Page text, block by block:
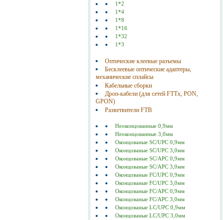
1*2
1*4
1*8
1*16
1*32
1*3
Оптические клеевые разъемы
Бесклеевые оптические адаптеры,
механические сплайсы
Кабельные сборки
Дроп-кабели (для сетей FTTx, PON,
GPON)
Разветвители FTB
Неоконцованные 0,9мм
Неоконцованные 3,0мм
Оконцованые SC/UPC 0,9мм
Оконцованые SC/UPC 3,0мм
Оконцованые SC/АPC 0,9мм
Оконцованые SC/АPC 3,0мм
Оконцованые FC/UPC 0,9мм
Оконцованые FC/UPC 3,0мм
Оконцованые FC/АPC 0,9мм
Оконцованые FC/АPC 3,0мм
Оконцованые LC/UPC 0,9мм
Оконцованые LC/UPC 3,0мм